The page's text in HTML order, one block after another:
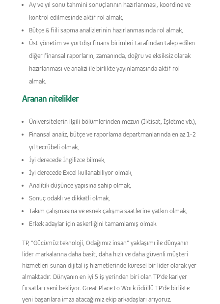
Ay ve yıl sonu tahmini sonuçlarının hazırlanması, koordine ve
kontrol edilmesinde aktif rol almak,
Bütçe & fiili sapma analizlerinin hazırlanmasında rol almak,
Üst yönetim ve yurtdışı finans birimleri tarafından talep edilen
diğer finansal raporların, zamanında, doğru ve eksiksiz olarak
hazırlanması ve analizi ile birlikte yayınlamasında aktif rol
almak.
Aranan nitelikler
Üniversitelerin ilgili bölümlerinden mezun (İktisat, İşletme vb.),
Finansal analiz, bütçe ve raporlama departmanlarında en az 1-2
yıl tecrübeli olmak,
İyi derecede İngilizce bilmek,
İyi derecede Excel kullanabiliyor olmak,
Analitik düşünce yapısına sahip olmak,
Sonuç odaklı ve dikkatli olmak,
Takım çalışmasına ve esnek çalışma saatlerine yatkın olmak,
Erkek adaylar için askerliğini tamamlamış olmak.
TP, “Gücümüz teknoloji, Odağımız insan” yaklaşımı ile dünyanın
lider markalarına daha basit, daha hızlı ve daha güvenli müşteri
hizmetleri sunan dijital iş hizmetlerinde küresel bir lider olarak yer
almaktadır. Dünyanın en iyi 5 iş yerinden biri olan TP’de kariyer
fırsatları seni bekliyor. Great Place to Work ödüllü TP’de birlikte
yeni başarılara imza atacağımız ekip arkadaşları arıyoruz.